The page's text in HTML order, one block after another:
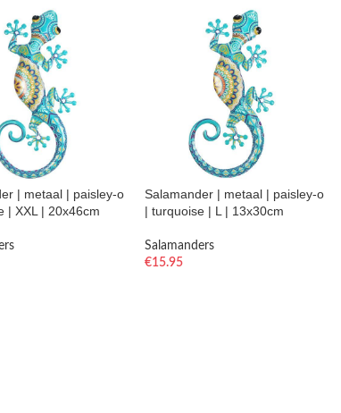
| metaal | paisley-o
| XXL | 20x46cm
Salamander | metaal | paisley-o
| turquoise | L | 13x30cm
Salamanders
€15.95